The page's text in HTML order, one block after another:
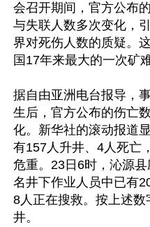
会召开期间，官方公布
与失联人数多次变化，
界对死伤人数的质疑。
国17年来最大的一次矿难
据自由亚洲电台报导，
生后，官方公布的伤亡
化。新华社的滚动报道
有157人升井、4人死亡
危重。23日6时，沁源
名井下作业人员中已有
8人正在搜救。按上述
井。